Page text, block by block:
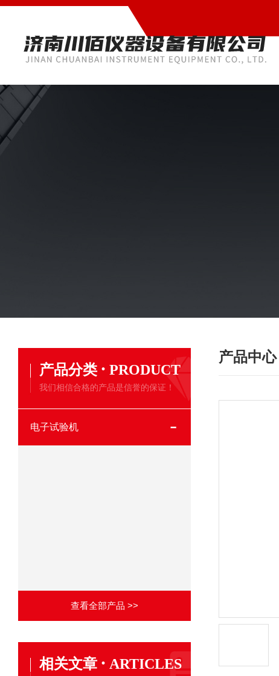
产品分类 · PRODUCT
我们相信合格的产品是信誉的保证！
电子试验机
查看全部产品 >>
相关文章 · ARTICLES
产品中心